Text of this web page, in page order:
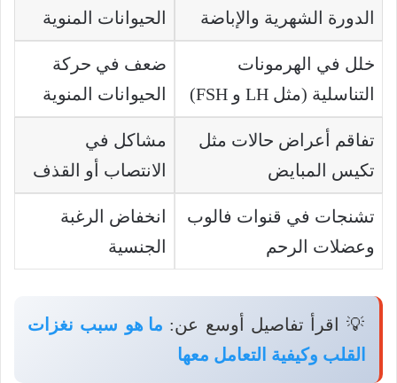
الدورة الشهرية والإباضة
الحيوانات المنوية
خلل في الهرمونات
التناسلية (مثل LH و FSH)
ضعف في حركة
الحيوانات المنوية
تفاقم أعراض حالات مثل
تكيس المبايض
مشاكل في
الانتصاب أو القذف
تشنجات في قنوات فالوب
وعضلات الرحم
انخفاض الرغبة
الجنسية
💡 اقرأ تفاصيل أوسع عن: ما هو سبب نغزات
القلب وكيفية التعامل معها